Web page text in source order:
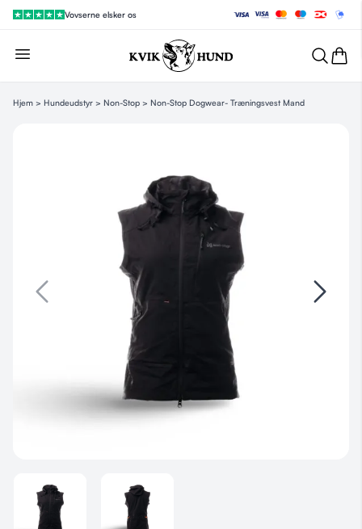
Vovserne elsker os
Hjem > Hundeudstyr > Non-Stop > Non-Stop Dogwear- Træningsvest Mand